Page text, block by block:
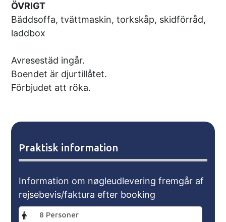
ÖVRIGT
Bäddsoffa, tvättmaskin, torkskåp, skidförråd,
laddbox
Avresestäd ingår.
Boendet är djurtillåtet.
Förbjudet att röka.
Praktisk information
Information om nøgleudlevering fremgår af
rejsebevis/faktura efter booking
8 Personer